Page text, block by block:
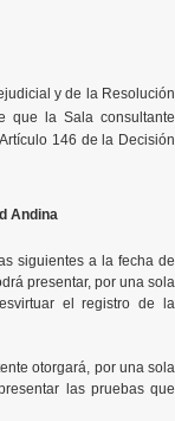
y de la Resolución
que la Sala consultante
146 de la Decisión
Andina
siguientes a la fecha de
presentar, por una sola
el registro de la
otorgará, por una sola
las pruebas que